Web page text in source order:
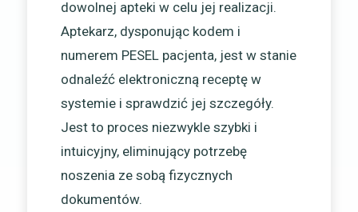
dowolnej apteki w celu jej realizacji.
Aptekarz, dysponując kodem i
numerem PESEL pacjenta, jest w stanie
odnaleźć elektroniczną receptę w
systemie i sprawdzić jej szczegóły.
Jest to proces niezwykle szybki i
intuicyjny, eliminujący potrzebę
noszenia ze sobą fizycznych
dokumentów.